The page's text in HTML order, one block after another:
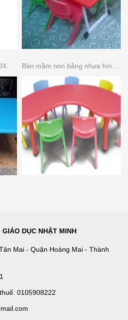
DỤC NHẬT MINH
Mai - Quận Hoàng Mai - Thành
0105908222